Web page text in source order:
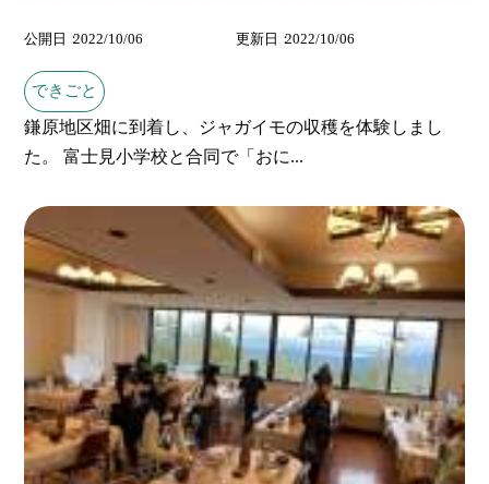
公開日 2022/10/06 更新日 2022/10/06
できごと
鎌原地区畑に到着し、ジャガイモの収穫を体験しまし
た。 富士見小学校と合同で「おに...